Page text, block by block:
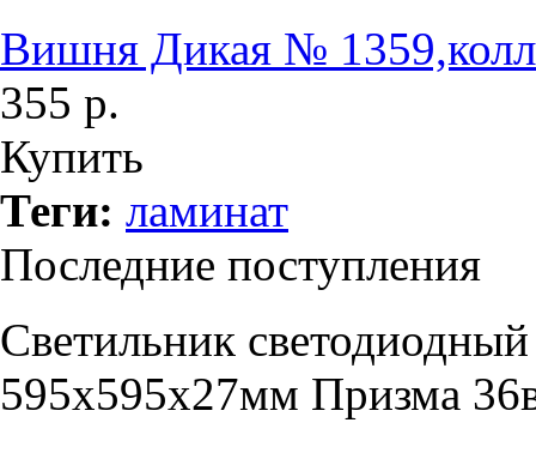
Вишня Дикая №
355 р.
Купить
Теги: ламинат
Последние поступления
Светильник
595х595х27мм Призма